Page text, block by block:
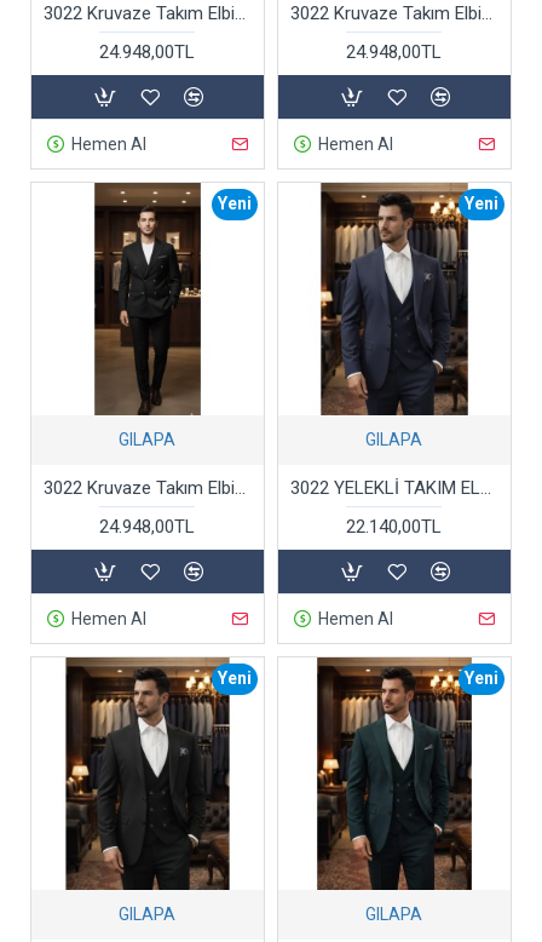
3022 Kruvaze Takım Elbise Lacivert
24.948,00TL
Hemen Al
3022 Kruvaze Takım Elbise Licralı Yeşil
24.948,00TL
Hemen Al
Yeni
GILAPA
3022 Kruvaze Takım Elbise Siyah
24.948,00TL
Hemen Al
Yeni
GILAPA
3022 YELEKLİ TAKIM ELBİSE LİCRALI LACİVERT
22.140,00TL
Hemen Al
Yeni
GILAPA
Yeni
GILAPA